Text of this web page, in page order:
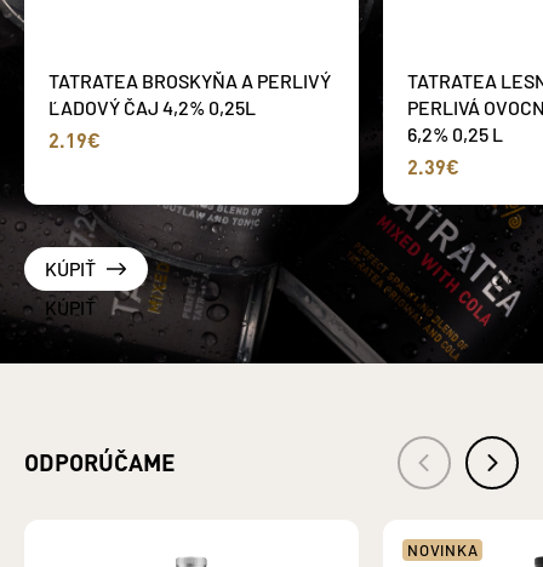
TATRATEA BROSKYŇA A PERLIVÝ
ĽADOVÝ ČAJ 4,2% 0,25L
2.19€
TATRATEA
PERLIVÁ
6,2% 0,25 L
2.39€
KÚPIŤ
ODPORÚČAME
NOVINKA